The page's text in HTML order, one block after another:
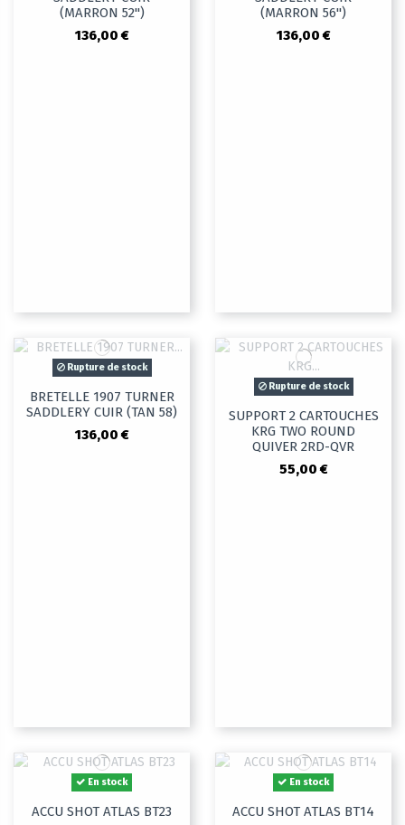
(MARRON 52")
136,00 €
(MARRON 56")
136,00 €
Rupture de stock
BRETELLE 1907 TURNER
SADDLERY CUIR (TAN 58)
136,00 €
Rupture de stock
SUPPORT 2 CARTOUCHES
KRG TWO ROUND
QUIVER 2RD-QVR
55,00 €
En stock
ACCU SHOT ATLAS BT23
En stock
ACCU SHOT ATLAS BT14